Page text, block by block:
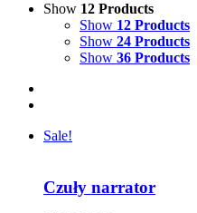
Show 12 Products
Show 12 Products
Show 24 Products
Show 36 Products
Sale!
Czuły narrator